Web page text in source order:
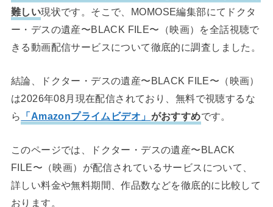
難しい現状です。そこで、MOMOSE編集部にてドクタ
ー・デスの遺産〜BLACK FILE〜（映画）を全話視聴で
きる動画配信サービスについて徹底的に調査しました。
結論、ドクター・デスの遺産〜BLACK FILE〜（映画）
は2026年08月現在配信されており、無料で視聴するな
ら
「Amazonプライムビデオ」 がおすすめです。
このページでは、ドクター・デスの遺産〜BLACK
FILE〜（映画）が配信されているサービスについて、
詳しい料金や無料期間、作品数などを徹底的に比較して
おります。